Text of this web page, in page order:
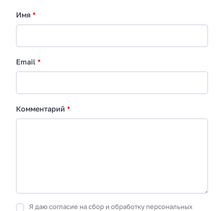
Имя *
Email *
Комментарий *
Я даю согласие на сбор и обработку персональных